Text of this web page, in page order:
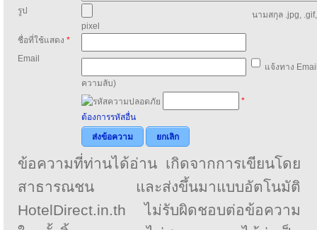
รูป
นามสกุล .jpg,
pixel
ชื่อที่ใช้แสดง *
Email
แจ้งทาง
ความลับ)
*
ต้องการรหัสอื่น
ส่งข้อความ
ยกเลิก
ข้อความที่ท่านได้อ่าน เกิดจากการเขียนโดย
สาธารณชน และส่งขึ้นมาแบบอัตโนมัติ
HotelDirect.in.th ไม่รับผิดชอบต่อข้อความ